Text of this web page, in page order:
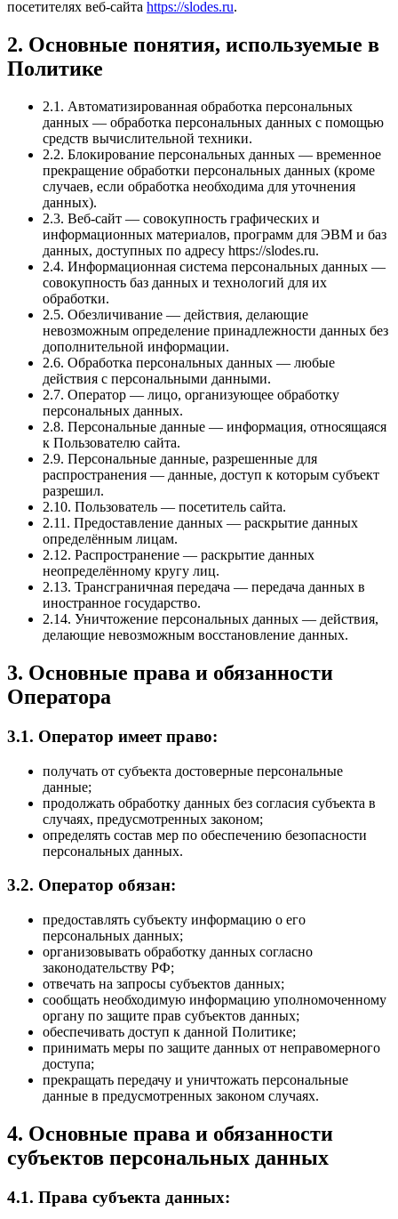
посетителях веб-сайта https://slodes.ru.
2. Основные понятия, используемые в
Политике
2.1. Автоматизированная обработка персональных
данных — обработка персональных данных с помощью
средств вычислительной техники.
2.2. Блокирование персональных данных — временное
прекращение обработки персональных данных (кроме
случаев, если обработка необходима для уточнения
данных).
2.3. Веб-сайт — совокупность графических и
информационных материалов, программ для ЭВМ и баз
данных, доступных по адресу https://slodes.ru.
2.4. Информационная система персональных данных —
совокупность баз данных и технологий для их
обработки.
2.5. Обезличивание — действия, делающие
невозможным определение принадлежности данных без
дополнительной информации.
2.6. Обработка персональных данных — любые
действия с персональными данными.
2.7. Оператор — лицо, организующее обработку
персональных данных.
2.8. Персональные данные — информация, относящаяся
к Пользователю сайта.
2.9. Персональные данные, разрешенные для
распространения — данные, доступ к которым субъект
разрешил.
2.10. Пользователь — посетитель сайта.
2.11. Предоставление данных — раскрытие данных
определённым лицам.
2.12. Распространение — раскрытие данных
неопределённому кругу лиц.
2.13. Трансграничная передача — передача данных в
иностранное государство.
2.14. Уничтожение персональных данных — действия,
делающие невозможным восстановление данных.
3. Основные права и обязанности
Оператора
3.1. Оператор имеет право:
получать от субъекта достоверные персональные
данные;
продолжать обработку данных без согласия субъекта в
случаях, предусмотренных законом;
определять состав мер по обеспечению безопасности
персональных данных.
3.2. Оператор обязан:
предоставлять субъекту информацию о его
персональных данных;
организовывать обработку данных согласно
законодательству РФ;
отвечать на запросы субъектов данных;
сообщать необходимую информацию уполномоченному
органу по защите прав субъектов данных;
обеспечивать доступ к данной Политике;
принимать меры по защите данных от неправомерного
доступа;
прекращать передачу и уничтожать персональные
данные в предусмотренных законом случаях.
4. Основные права и обязанности
субъектов персональных данных
4.1. Права субъекта данных: